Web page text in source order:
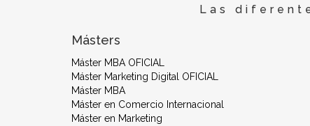
Las
Másters
Máster MBA OFICIAL
Máster Marketing Digital OFICIAL
Máster MBA
Máster en Comercio Internacional
Máster en Marketing